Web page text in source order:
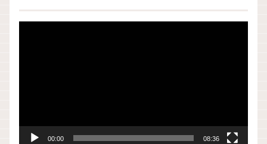
ー
00:00 08:36